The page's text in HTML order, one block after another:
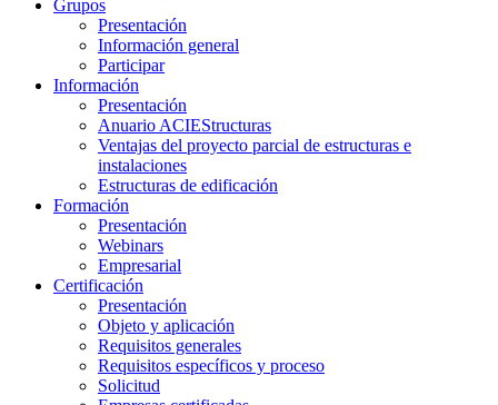
Grupos
Presentación
Información general
Participar
Información
Presentación
Anuario ACIEStructuras
Ventajas del proyecto parcial de estructuras e
instalaciones
Estructuras de edificación
Formación
Presentación
Webinars
Empresarial
Certificación
Presentación
Objeto y aplicación
Requisitos generales
Requisitos específicos y proceso
Solicitud